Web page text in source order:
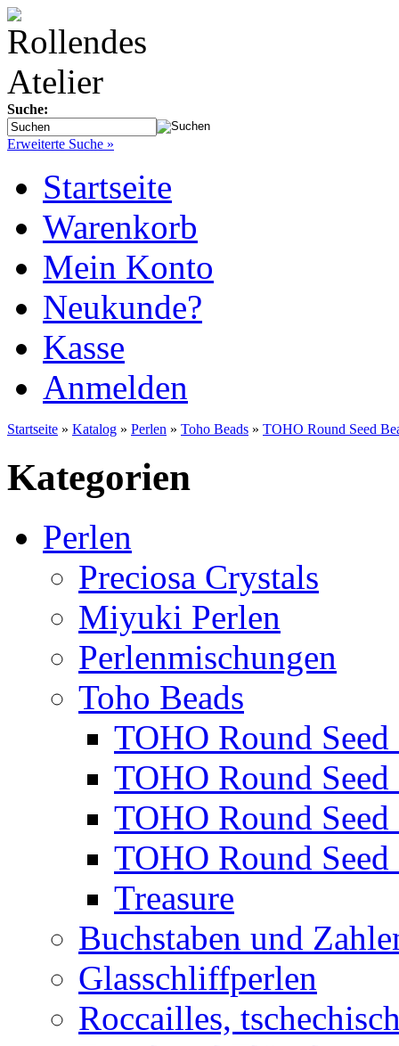
Suche:
Erweiterte Suche »
Startseite
Warenkorb
Mein Konto
Neukunde?
Kasse
Anmelden
Startseite » Katalog » Perlen » Toho Beads » TOHO Round Seed
Kategorien
Perlen
Preciosa Crystals
Miyuki Perlen
Perlenmischungen
Toho Beads
TOHO Round Seed
TOHO Round Seed
TOHO Round Seed
TOHO Round Seed
Treasure
Buchstaben und
Glasschliffperlen
Roccailles,